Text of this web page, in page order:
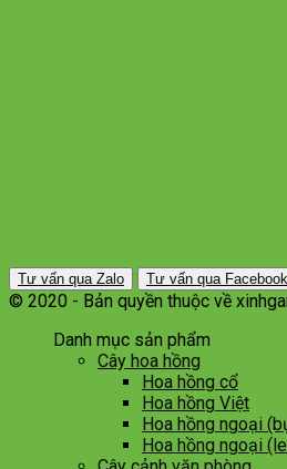
Tư vấn qua Zalo Tư vấn qua Facebook
© 2020 - Bản quyền thuộc về
Danh mục sản phẩm
Cây hoa hồng
Hoa hồng cổ
Hoa hồng Việt
Hoa hồng ngoại
Hoa hồng ngoại